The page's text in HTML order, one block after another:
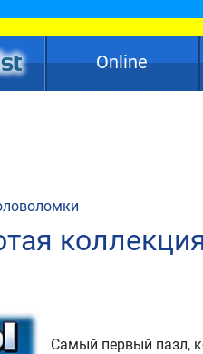
Online
Самый первый пазл,